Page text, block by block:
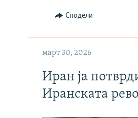
Сподели
март 30, 2026
Иран ја
Иранската